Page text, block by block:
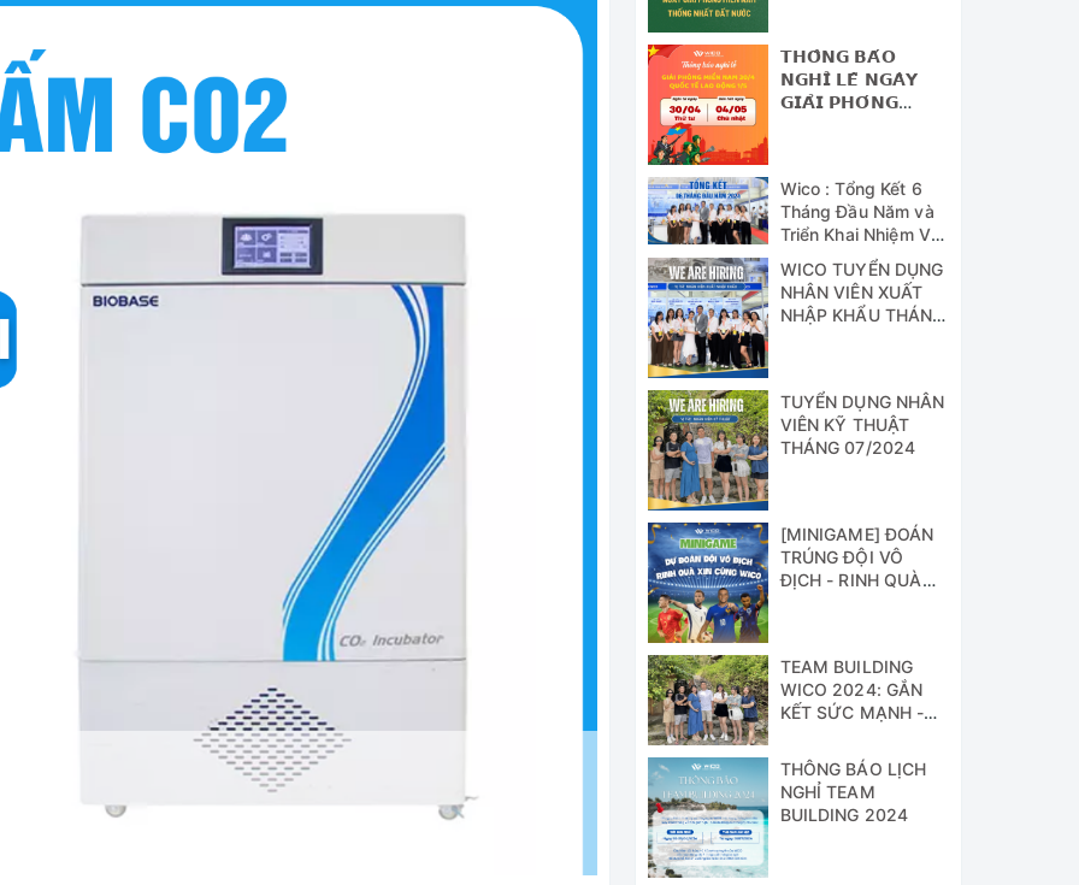
𝗧𝗛𝗢̂𝗡𝗚 𝗕𝗔́𝗢
𝗡𝗚𝗛𝗜̉ 𝗟𝗘̂̃ 𝗡𝗚𝗔̀𝗬
𝗚𝗜𝗔̉𝗜 𝗣𝗛𝗢́𝗡𝗚
(𝟭/𝟱)
Wico : Tổng Kết 6
Tháng Đầu Năm và
Triển Khai Nhiệm Vụ
Công Tác 6 Tháng
Cuối Năm 2024
WICO TUYỂN DỤNG
NHÂN VIÊN XUẤT
NHẬP KHẨU THÁNG
TUYỂN DỤNG NHÂN
VIÊN KỸ THUẬT
THÁNG 07/2024
[MINIGAME] ĐOÁN
TRÚNG ĐỘI VÔ
ĐỊCH - RINH QUÀ
TEAM BUILDING
WICO 2024: GẮN
KẾT SỨC MẠNH -
THÀNH CÔNG
THÔNG BÁO LỊCH
NGHỈ TEAM
BUILDING 2024